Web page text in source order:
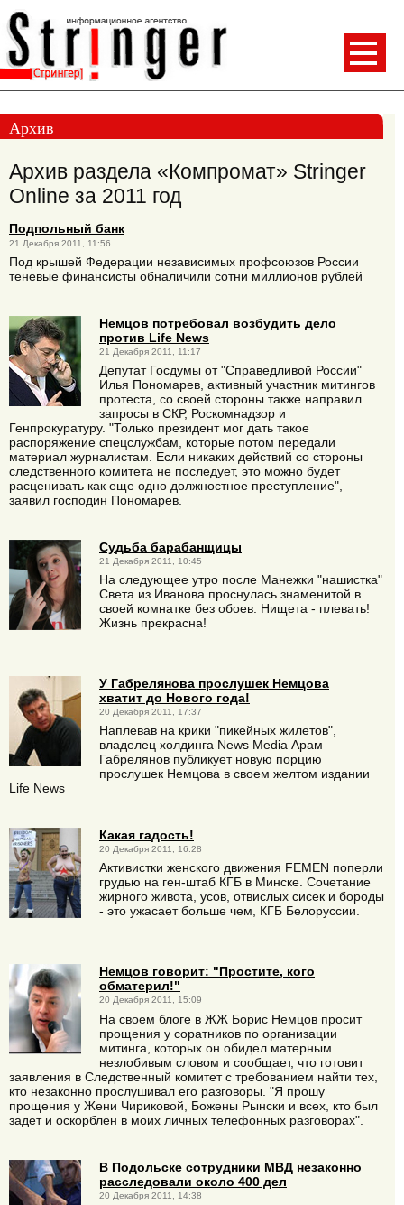
Архив
Архив раздела «Компромат» Stringer
Online за 2011 год
Подпольный банк
21 Декабря 2011, 11:56
Под крышей Федерации независимых профсоюзов России
теневые финансисты обналичили сотни миллионов рублей
Немцов потребовал возбудить дело
против Life News
21 Декабря 2011, 11:17
Депутат Госдумы от "Справедливой России"
Илья Пономарев, активный участник митингов
протеста, со своей стороны также направил
запросы в СКР, Роскомнадзор и
Генпрокуратуру. "Только президент мог дать такое
распоряжение спецслужбам, которые потом передали
материал журналистам. Если никаких действий со стороны
следственного комитета не последует, это можно будет
расценивать как еще одно должностное преступление",—
заявил господин Пономарев.
Судьба барабанщицы
21 Декабря 2011, 10:45
На следующее утро после Манежки "нашистка"
Света из Иванова проснулась знаменитой в
своей комнатке без обоев. Нищета - плевать!
Жизнь прекрасна!
У Габрелянова прослушек Немцова
хватит до Нового года!
20 Декабря 2011, 17:37
Наплевав на крики "пикейных жилетов",
владелец холдинга News Media Арам
Габрелянов публикует новую порцию
прослушек Немцова в своем желтом издании
Life News
Какая гадость!
20 Декабря 2011, 16:28
Активистки женского движения FEMEN поперли
грудью на ген-штаб КГБ в Минске. Сочетание
жирного живота, усов, отвислых сисек и бороды
- это ужасает больше чем, КГБ Белоруссии.
Немцов говорит: "Простите, кого
обматерил!"
20 Декабря 2011, 15:09
На своем блоге в ЖЖ Борис Немцов просит
прощения у соратников по организации
митинга, которых он обидел матерным
незлобивым словом и сообщает, что готовит
заявления в Следственный комитет с требованием найти тех,
кто незаконно прослушивал его разговоры. "Я прошу
прощения у Жени Чириковой, Божены Рынски и всех, кто был
задет и оскорблен в моих личных телефонных разговорах".
В Подольске сотрудники МВД незаконно
расследовали около 400 дел
20 Декабря 2011, 14:38